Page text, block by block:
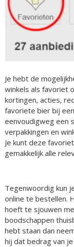
Je hebt de
winkels als favoriet
kortingen, acties,
favoriete bier bij
eenvoudigweg een
verpakkingen en
Je kunt deze
gemakkelijk alle
Tegenwoordig kun
online te bestellen.
hoeft te sjouwen
boodschappen
hebt staan dan
hij dat bedrag van